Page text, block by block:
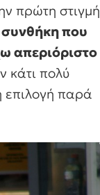
πρώτη στιγμή
συνθήκη που
απεριόριστο
κάτι πολύ
επιλογή παρά